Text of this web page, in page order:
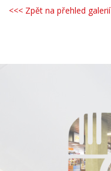
<<< Zpět na přehled galerií